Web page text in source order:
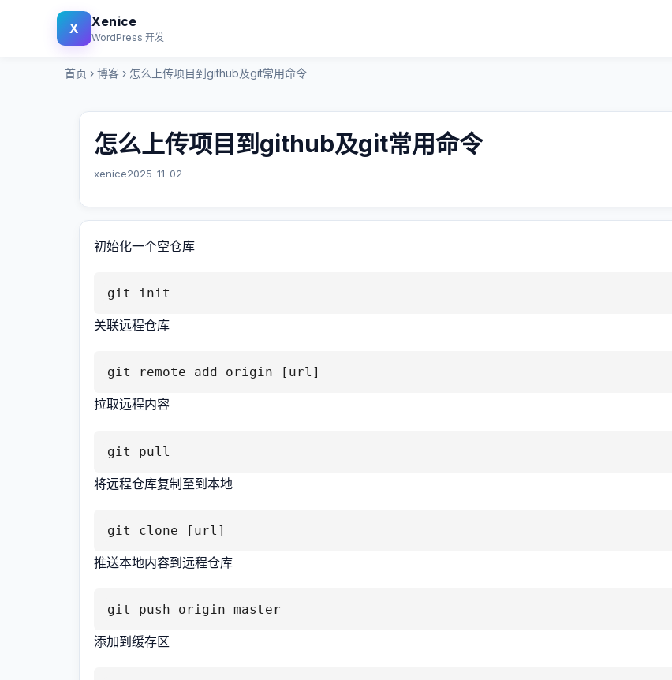
X Xenice
WordPress 开发
首页 › 博客 › 怎么上传项目到github及git常用命令
怎么上传项目到github及git常用命令
xenice2025-11-02
初始化一个空仓库
git init
关联远程仓库
git remote add origin [url]
拉取远程内容
git pull
将远程仓库复制至到本地
git clone [url]
推送本地内容到远程仓库
git push origin master
添加到缓存区